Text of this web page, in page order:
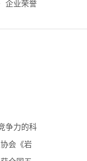
企业荣誉
争力的科
会《岩